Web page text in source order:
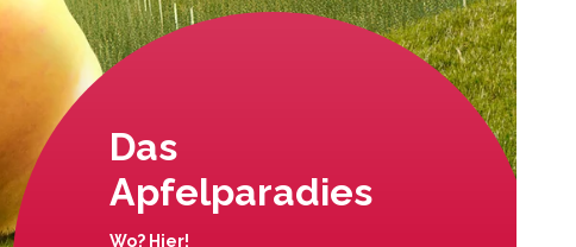
Das
Apfelparadies
Wo? Hier!